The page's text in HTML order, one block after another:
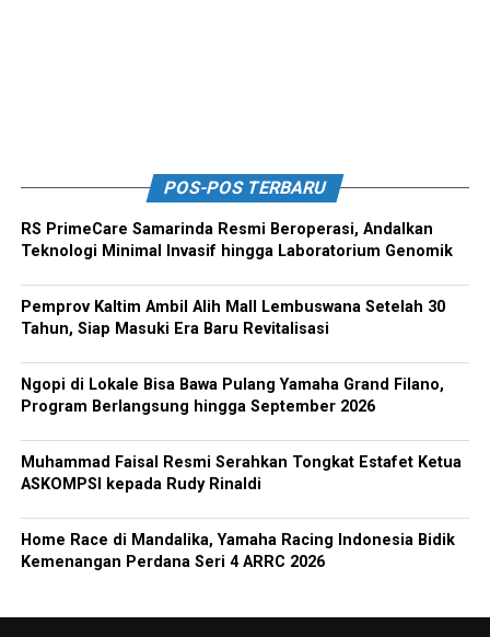
POS-POS TERBARU
RS PrimeCare Samarinda Resmi Beroperasi, Andalkan
Teknologi Minimal Invasif hingga Laboratorium Genomik
Pemprov Kaltim Ambil Alih Mall Lembuswana Setelah 30
Tahun, Siap Masuki Era Baru Revitalisasi
Ngopi di Lokale Bisa Bawa Pulang Yamaha Grand Filano,
Program Berlangsung hingga September 2026
Muhammad Faisal Resmi Serahkan Tongkat Estafet Ketua
ASKOMPSI kepada Rudy Rinaldi
Home Race di Mandalika, Yamaha Racing Indonesia Bidik
Kemenangan Perdana Seri 4 ARRC 2026